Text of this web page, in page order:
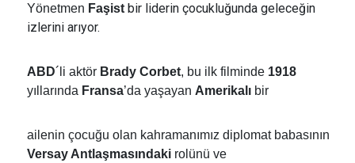
Yönetmen Faşistbir liderin çocukluğunda geleceğin
izlerini arıyor.
ABD´li aktör Brady Corbet, bu ilk filminde 1918
yıllarında Fransa’da yaşayan Amerikalıbir
ailenin çocuğu olan kahramanımız diplomat babasının
Versay Antlaşmasındakirolünü ve